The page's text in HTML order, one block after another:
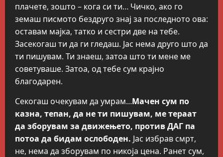
плачете, зошто – кога си ти… Чичко, ако го
земаш писмото бездруго знај за последното ова:
оставам мајка, татко и сестри две на тебе.
Засекогаш ти да ги гледаш. Јас нема друго што да
ти пишувам. Ти знаеш, затоа што ти мене ме
советуваше. Затоа, од тебе сум крајно
благодарен.
Секогаш очекувам да умрам…Мачен сум по
казна, тепан, да не ти пишувам, ме тераат
да зборувам за движењето, против ДАГ па
потоа да бидам ослободен. Јас избрав смрт,
не, нема да зборувам по никоја цена. Ранет сум,